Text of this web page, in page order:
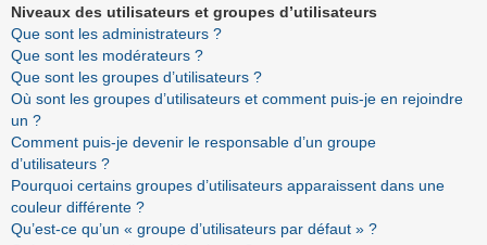
Niveaux des utilisateurs et groupes d’utilisateurs
Que sont les administrateurs ?
Que sont les modérateurs ?
Que sont les groupes d’utilisateurs ?
Où sont les groupes d’utilisateurs et comment puis-je en rejoindre
un ?
Comment puis-je devenir le responsable d’un groupe
d’utilisateurs ?
Pourquoi certains groupes d’utilisateurs apparaissent dans une
couleur différente ?
Qu’est-ce qu’un « groupe d’utilisateurs par défaut » ?